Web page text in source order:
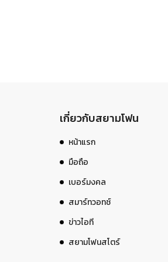
เกี่ยวกับสยามโฟน
หน้าแรก
มือถือ
เบอร์มงคล
สมาร์ทวอทช์
ข่าวไอที
สยามโฟนสโตร์